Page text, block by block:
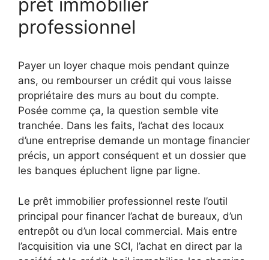
prêt immobilier
professionnel
Payer un loyer chaque mois pendant quinze
ans, ou rembourser un crédit qui vous laisse
propriétaire des murs au bout du compte.
Posée comme ça, la question semble vite
tranchée. Dans les faits, l’achat des locaux
d’une entreprise demande un montage financier
précis, un apport conséquent et un dossier que
les banques épluchent ligne par ligne.
Le prêt immobilier professionnel reste l’outil
principal pour financer l’achat de bureaux, d’un
entrepôt ou d’un local commercial. Mais entre
l’acquisition via une SCI, l’achat en direct par la